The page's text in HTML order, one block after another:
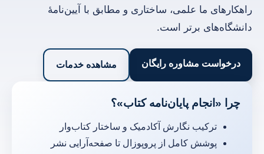
راهکارهای ما علمی، ساختاری و مطابق با آیین‌نامهٔ
دانشگاه‌های برتر است.
درخواست مشاوره رایگان مشاهده خدمات
چرا «انجام پایان‌نامه کتاب»؟
ترکیب نگارش آکادمیک و ساختار کتاب‌وار
پوشش کامل از پروپوزال تا صفحه‌آرایی نشر